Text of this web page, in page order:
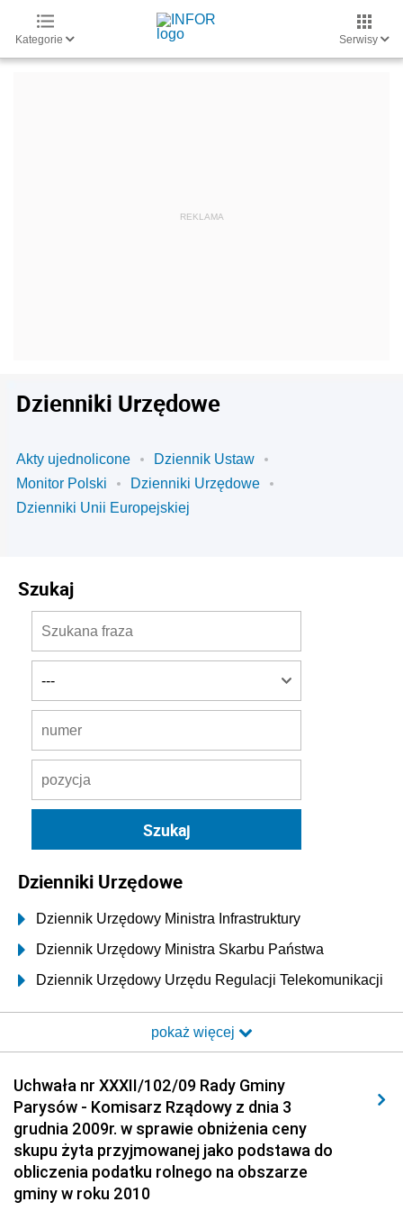
Kategorie Serwisy
Dzienniki Urzędowe
Akty ujednolicone
Dziennik Ustaw
Monitor Polski
Dzienniki Urzędowe
Dzienniki Unii Europejskiej
Szukaj
Dzienniki Urzędowe
Dziennik Urzędowy Ministra Infrastruktury
Dziennik Urzędowy Ministra Skarbu Państwa
Dziennik Urzędowy Urzędu Regulacji Telekomunikacji
Dziennik Urzędowy Ministra Transportu i Budownictwa
Elektronicznej
Dziennik Urzędowy Ministra Spraw Wewnętrznych i
Administracji
Dziennik Urzędowy Ministra Transportu
Dziennik Urzędowy Ministra Budownictwa
pokaż więcej
Uchwała nr XXXII/102/09 Rady Gminy
Parysów - Komisarz Rządowy z dnia 3
grudnia 2009r. w sprawie obniżenia ceny
skupu żyta przyjmowanej jako podstawa do
obliczenia podatku rolnego na obszarze
gminy w roku 2010